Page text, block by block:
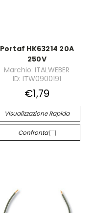
Portaf HK63214 20A
250V
Marchio: ITALWEBER
ID: ITW0900191
€1,79
Visualizzazione Rapida
Confronta